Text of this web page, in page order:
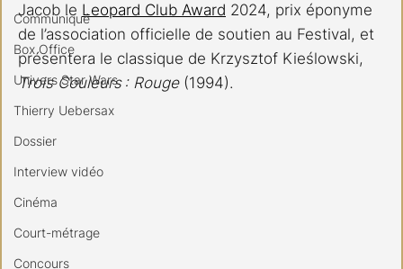
Communiqué
Box Office
Univers Star Wars
Thierry Uebersax
Dossier
Interview vidéo
Cinéma
Court-métrage
Concours
Jacob le Leopard Club Award 2024, prix éponyme
de l’association officielle de soutien au Festival, et
présentera le classique de Krzysztof Kieślowski,
Trois Couleurs : Rouge (1994).